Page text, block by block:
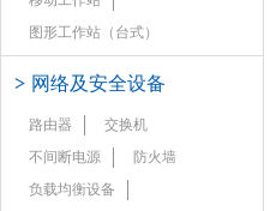
图形工作站（台式）
> 网络及安全设备
路由器
交换机
不间断电源
防火墙
负载均衡设备